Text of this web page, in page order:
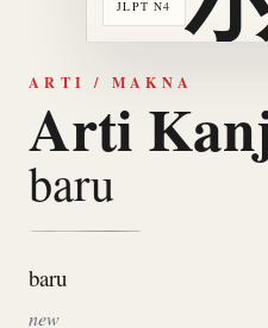
JLPT N4
ARTI / MAKNA
Arti
baru
baru
new